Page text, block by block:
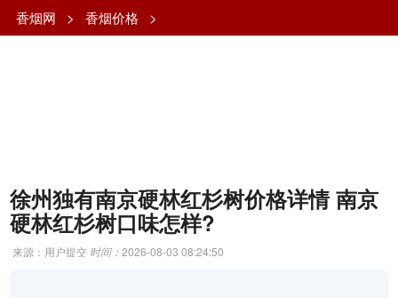
香烟网 > 香烟价格 >
徐州独有南京硬林红杉树价格详情 南京
硬林红杉树口味怎样?
来源：用户提交 时间：2026-08-03 08:24:50